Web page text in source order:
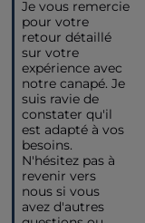
Je vous remercie
pour votre
retour détaillé
sur votre
expérience avec
notre canapé. Je
suis ravie de
constater qu'il
est adapté à vos
besoins.
N'hésitez pas à
revenir vers
nous si vous
avez d'autres